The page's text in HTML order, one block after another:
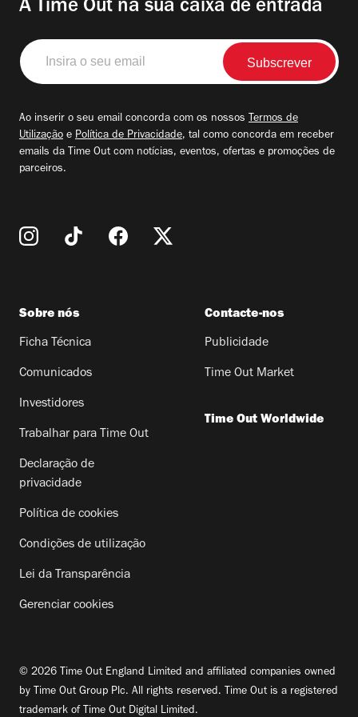
A Time Out na sua caixa de entrada
Insira
o
seu
Ao inserir o seu email concorda com os nossos Termos de
Utilização e Política de Privacidade, tal como concorda em receber
emails da Time Out com notícias, eventos, ofertas e promoções de
parceiros.
Sobre nós
Ficha Técnica
Comunicados
Investidores
Trabalhar para Time Out
Declaração de
privacidade
Política de cookies
Condições de utilização
Lei da Transparência
Gerenciar cookies
Contacte-nos
Publicidade
Time Out Market
Time Out Worldwide
© 2026 Time Out England Limited and affiliated companies owned
by Time Out Group Plc. All rights reserved. Time Out is a registered
trademark of Time Out Digital Limited.